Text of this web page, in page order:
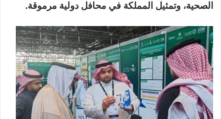
الصحية، وتمثيل المملكة في محافل دولية مرموقة.